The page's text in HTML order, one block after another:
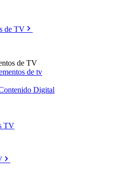
de TV
de TV
de tv
Digital
TV